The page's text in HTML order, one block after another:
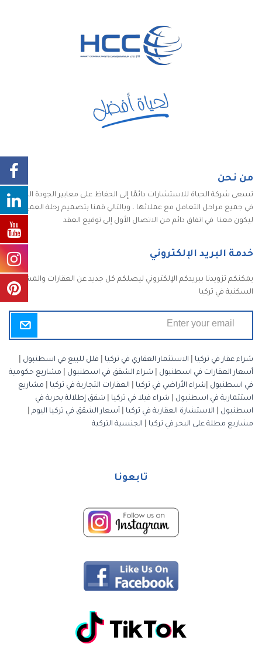
من نحن
تسعى شركة الحياة للاستشارات دائمًا إلى الحفاظ على معايير الجودة الكاملة
في جميع مراحل التعامل مع عملائها ، وبالتالي قمنا بتصميم رحلة العميل
ليكون معنا في اتفاق دائم من الاتصال الأول إلى توقيع العقد
خدمة البريد الإلكتروني
يمكنكم تزويدنا ببريدكم الإلكتروني ليصلكم كل جديد عن العقارات والمشاريع
السكنية في تركيا
شراء عقار في تركيا الاستثمار العقاري في تركيا فلل للبيع في اسطنبول
أسعار العقارات في اسطنبول
شراء الشقق في اسطنبول
مشاريع حكومية
في اسطنبول
شراء الأراضي في تركيا العقارات التجارية في تركيا
مشاريع
استثمارية في اسطنبول
شراء فيلا في تركيا
شقق إطلالة بحرية في
اسطنبول
الاستشارة العقارية في تركيا أسعار الشقق في تركيا اليوم
مشاريع مطلة على البحر في تركيا
الجنسية التركية
تابعونا